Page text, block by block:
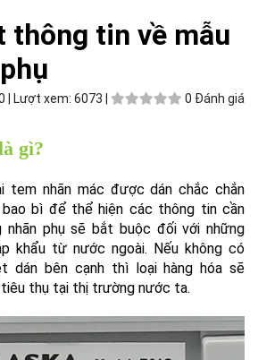
thông tin về mẫu
| Lượt xem: 6073 | 0 Đánh giá
gì?
tem nhãn mác được dán chắc chắn
bao bì để thể hiện các thông tin cần
nhãn phụ sẽ bắt buộc đối với những
khẩu từ nước ngoài. Nếu không có
dán bên cạnh thì loại hàng hóa sẽ
thụ tại thị trường nước ta.